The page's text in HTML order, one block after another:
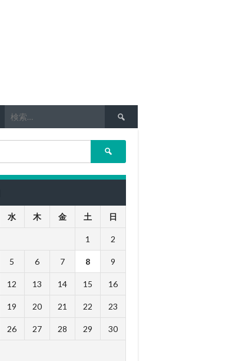
索:
水 木 金 土 日
1 2
5 6 7 8 9
12 13 14 15 16
19 20 21 22 23
26 27 28 29 30